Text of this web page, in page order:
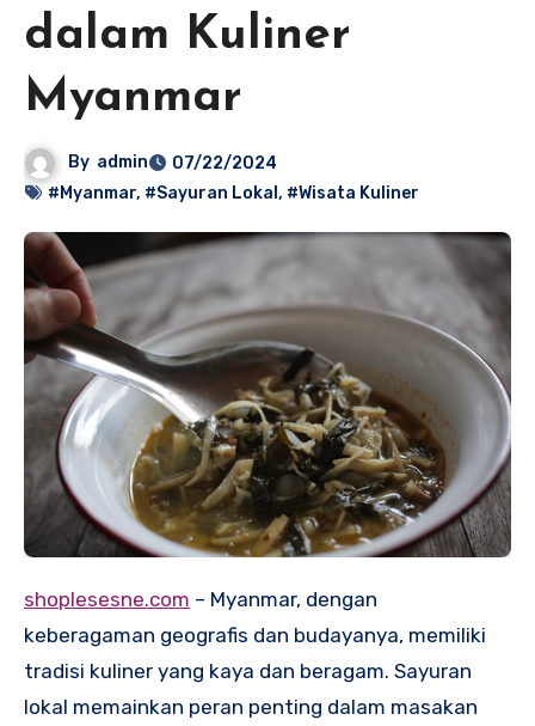
dalam Kuliner
Myanmar
By admin
07/22/2024
#Myanmar, #Sayuran Lokal , #Wisata Kuliner
shoplesesne.com – Myanmar, dengan
keberagaman geografis dan budayanya, memiliki
tradisi kuliner yang kaya dan beragam. Sayuran
lokal memainkan peran penting dalam masakan